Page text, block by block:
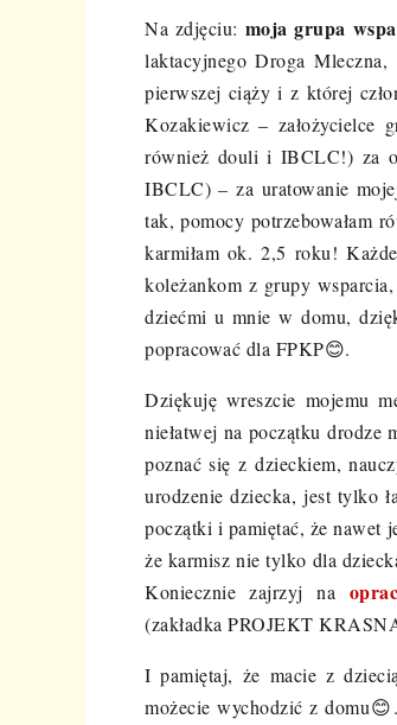
Na zdjęciu: moja grupa
laktacyjnego Droga Mleczna,
pierwszej ciąży i z której
Kozakiewicz – założycielce
również douli i IBCLC!) za
IBCLC) – za uratowanie
tak, pomocy potrzebowałam
karmiłam ok. 2,5 roku!
koleżankom z grupy
dziećmi u mnie w domu,
popracować dla FPKP😊.
Dziękuję wreszcie mojemu
niełatwej na początku drodze
poznać się z dzieckiem,
urodzenie dziecka, jest tylko
początki i pamiętać, że nawet
że karmisz nie tylko dla
Koniecznie zajrzyj na
(zakładka PROJEKT
I pamiętaj, że macie z
możecie wychodzić z domu😊